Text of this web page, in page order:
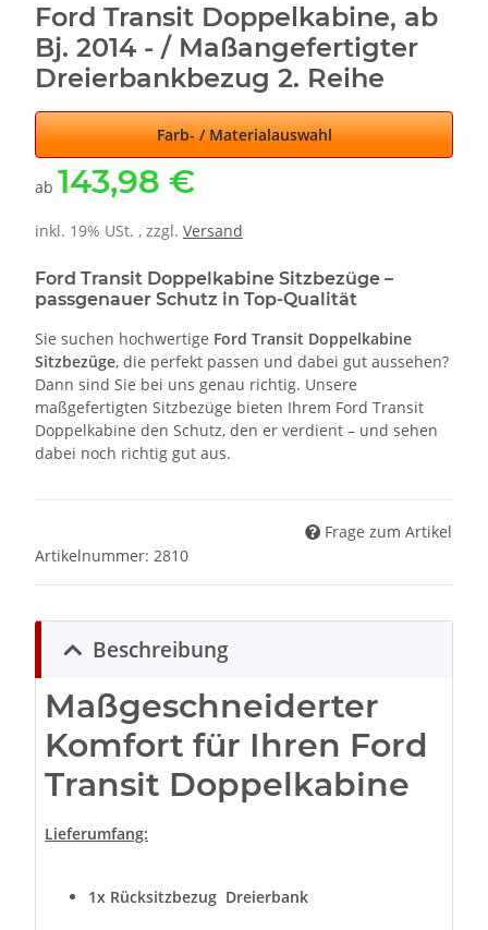
Ford Transit Doppelkabine, ab
Bj. 2014 - / Maßangefertigter
Dreierbankbezug 2. Reihe
Farb- / Materialauswahl
ab 143,98 €
inkl. 19% USt. , zzgl. Versand
Ford Transit Doppelkabine Sitzbezüge –
passgenauer Schutz in Top-Qualität
Sie suchen hochwertige Ford Transit Doppelkabine
Sitzbezüge, die perfekt passen und dabei gut aussehen?
Dann sind Sie bei uns genau richtig. Unsere
maßgefertigten Sitzbezüge bieten Ihrem Ford Transit
Doppelkabine den Schutz, den er verdient – und sehen
dabei noch richtig gut aus.
Frage zum Artikel
Artikelnummer: 2810
Beschreibung
Maßgeschneiderter
Komfort für Ihren Ford
Transit Doppelkabine
Lieferumfang:
1x Rücksitzbezug Dreierbank